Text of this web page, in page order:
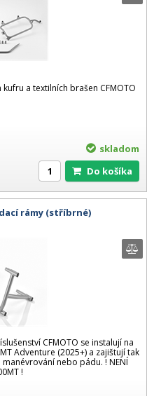
a textilních brašen CFMOTO
skladom
Do košíka
rámy (stříbrné)
CFMOTO se instalují na
Adventure (2025+) a zajištují tak
nebo pádu. ! NENÍ
!